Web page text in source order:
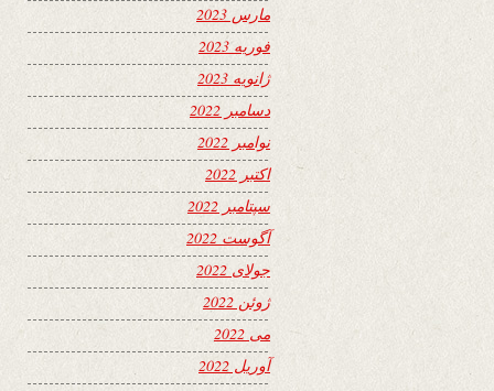
مارس 2023
فوریه 2023
ژانویه 2023
دسامبر 2022
نوامبر 2022
اکتبر 2022
سپتامبر 2022
آگوست 2022
جولای 2022
ژوئن 2022
می 2022
آوریل 2022